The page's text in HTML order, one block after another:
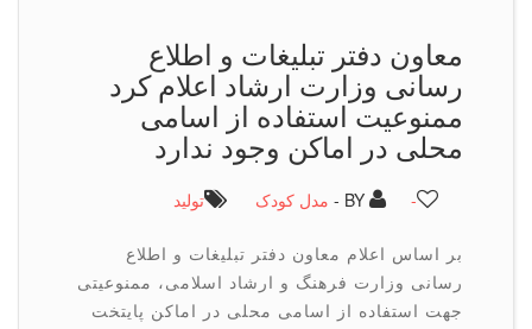
معاون دفتر تبلیغات و اطلاع
رسانی وزارت ارشاد اعلام كرد
ممنوعیت استفاده از اسامی
محلی در اماکن وجود ندارد
BY - مدل کودک تولید
بر اساس اعلام معاون دفتر تبلیغات و اطلاع
رسانی وزارت فرهنگ و ارشاد اسلامی، ممنوعیتی
جهت استفاده از اسامی محلی در اماکن پایتخت